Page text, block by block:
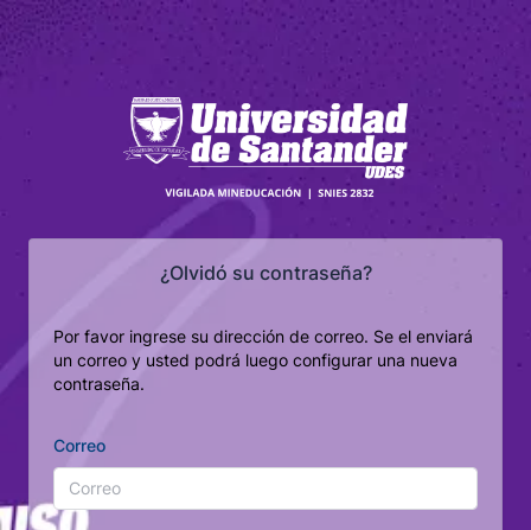
¿Olvidó su contraseña?
Por favor ingrese su dirección de correo. Se el enviará
un correo y usted podrá luego configurar una nueva
contraseña.
Correo